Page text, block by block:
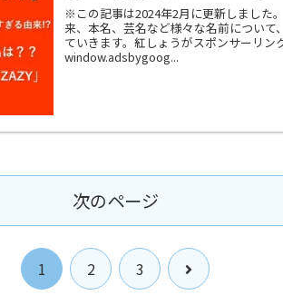
※この記事は2024年2月に更新しました
来、本名、芸名など様々な名前につい
ていきます。紅しょうがスポンサーリ
window.adsbygoog...
次のページ
1 2 3
次